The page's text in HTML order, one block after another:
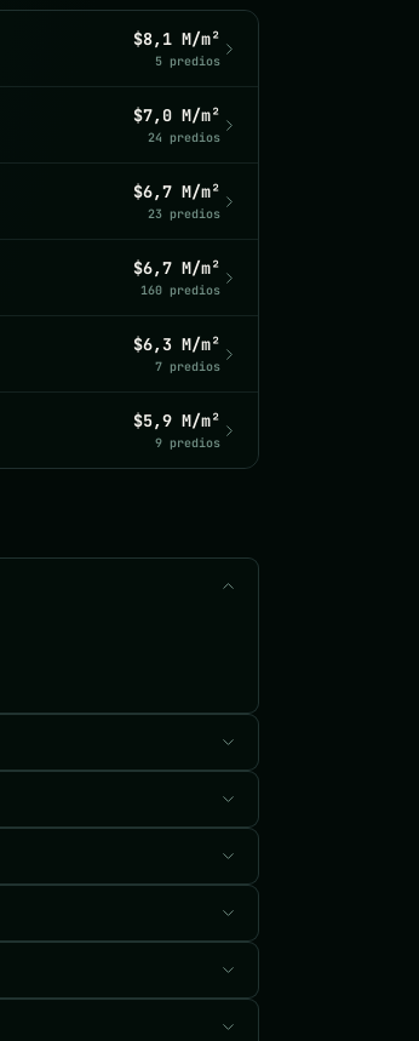
$8,1 M/m²
5 predios
$7,0 M/m²
24 predios
$6,7 M/m²
23 predios
$6,7 M/m²
160 predios
$6,3 M/m²
7 predios
$5,9 M/m²
9 predios